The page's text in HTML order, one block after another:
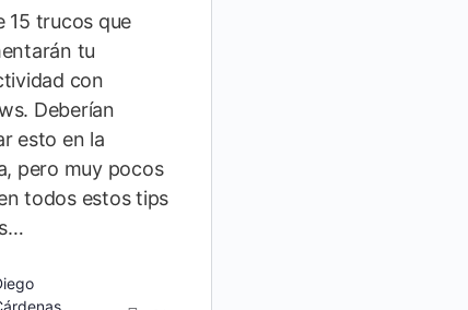
15 trucos que
tu
con
Deberían
esto en la
pero muy pocos
todos estos tips